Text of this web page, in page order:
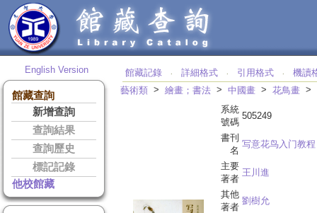
English Version
館藏查詢
新增查詢
查詢結果
查詢歷史
標記記錄
他校館藏
館藏記錄 ‧ 詳細格式 ‧ 引用格式 ‧
機讀
藝術類 > 繪畫；書法 > 中國畫 > 花鳥畫 >
系統
號碼
505249
書刊
名
写意花鸟入门教程
主要
著者
王川進
其他
著者
劉樹允